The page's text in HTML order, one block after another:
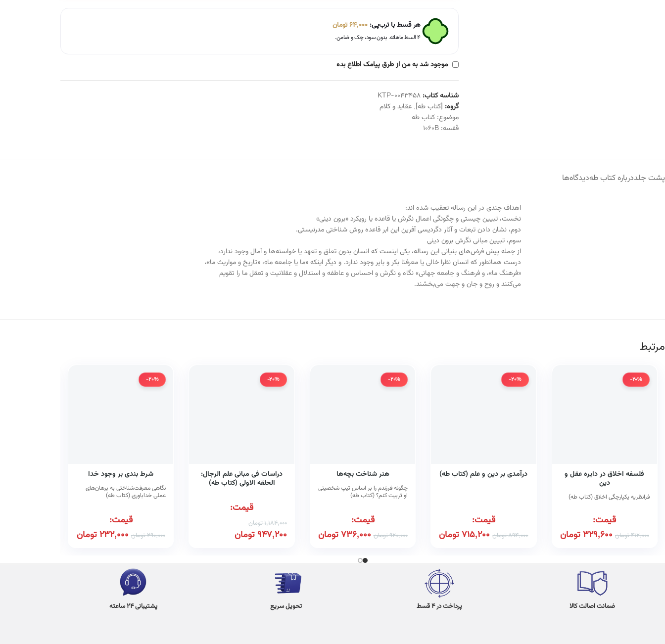
هر قسط با ترب‌پی:64,000تومان
۴ قسط ماهانه. بدون سود، چک و ضامن.
موجود شد به من از طرق پیامک اطلاع بده
شناسه کتاب:KTP-0043458
گروه: [کتاب طه], عقاید و کلام
موضوع:کتاب طه
قفسه:1060B
پشت جلددرباره کتاب طهدیدگاه‌ها
اهداف چندی در این رساله تعقیب شده اند:
نخست، تبیین چیستی و چگونگی اعمال نگرش یا قاعده یا رویکرد «برون دینی»
دوم، نشان دادن تبعات و آثار دگردیسی آفرین این ابر قاعده روش شناختی مدرنیستی.
سوم، تبیین مبانی نگرش برون دینی
از جمله پیش فرض‌های بنیانی این رساله، یکی اینست که انسان بدون تعلق و تعهد یا خواسته‌ها و آمال وجود ندارد،
درست همانطور که انسان نظرا خالی یا معرفتا بکر و بایر وجود ندارد. و دیگر اینکه «ما یا جامعه ما»، «تاریخ و مواریث ما»،
«فرهنگ ما»، و فرهنگ و جامعه جهانی» نگاه و نگرش و احساس و عاطفه و استدلال و عقلانیت و تعقل ما را تقویم
می‌کنند و روح و جان و جهت می‌بخشند.
مرتبط
-20%
فلسفه اخلاق در دایره عقل و
دین
فرانظریه یکپارچگی اخلاق (کتاب طه)
قیمت:
412,000تومان 329,600تومان
-20%
درآمدی بر دین و علم (کتاب طه)
قیمت:
894,000تومان 715,200تومان
-20%
هنر شناخت بچه‌ها
چگونه فرزندم را بر اساس تیپ شخصیتی
او تربیت کنم؟ (کتاب طه)
قیمت:
920,000تومان 736,000تومان
-20%
دراسات فی مبانی علم الرجال:
الحلقه الاولی (کتاب طه)
قیمت:
1,184,000تومان
947,200تومان
-20%
شرط ‌بندی بر وجود خدا
نگاهی معرفت‌شناختی به برهان‌های
عملی خداباوری (کتاب طه)
قیمت:
290,000تومان 232,000تومان
ضمانت اصالت کالا پرداخت در 4 قسط تحویل سریع پشتیبانی 24 ساعته